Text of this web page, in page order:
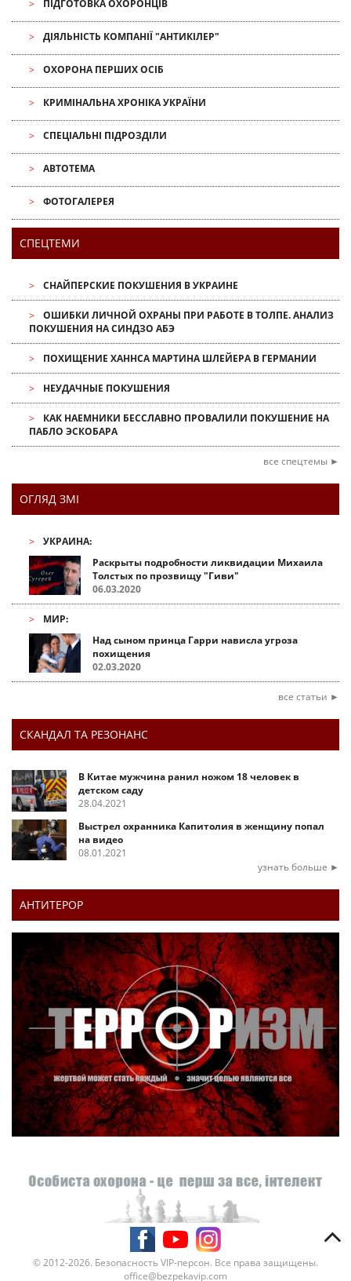
ПІДГОТОВКА ОХОРОНЦІВ
ДІЯЛЬНІСТЬ КОМПАНІЇ "АНТИКІЛЕР"
ОХОРОНА ПЕРШИХ ОСІБ
КРИМІНАЛЬНА ХРОНІКА УКРАЇНИ
СПЕЦІАЛЬНІ ПІДРОЗДІЛИ
АВТОТЕМА
ФОТОГАЛЕРЕЯ
СПЕЦТЕМИ
СНАЙПЕРСКИЕ ПОКУШЕНИЯ В УКРАИНЕ
ОШИБКИ ЛИЧНОЙ ОХРАНЫ ПРИ РАБОТЕ В ТОЛПЕ. АНАЛИЗ
ПОКУШЕНИЯ НА СИНДЗО АБЭ
ПОХИЩЕНИЕ ХАННСА МАРТИНА ШЛЕЙЕРА В ГЕРМАНИИ
НЕУДАЧНЫЕ ПОКУШЕНИЯ
КАК НАЕМНИКИ БЕССЛАВНО ПРОВАЛИЛИ ПОКУШЕНИЕ НА
ПАБЛО ЭСКОБАРА
все спецтемы ►
ОГЛЯД ЗМІ
УКРАИНА:
Раскрыты подробности ликвидации Михаила
Толстых по прозвищу "Гиви"
06.03.2020
МИР:
Над сыном принца Гарри нависла угроза
похищения
02.03.2020
все статьи ►
СКАНДАЛ ТА РЕЗОНАНС
В Китае мужчина ранил ножом 18 человек в
детском саду
28.04.2021
Выстрел охранника Капитолия в женщину попал
на видео
08.01.2021
узнать больше ►
АНТИТЕРОР
© 2012-2026. Безопасность VIP-персон. Все права защищены.
office@bezpekavip.com